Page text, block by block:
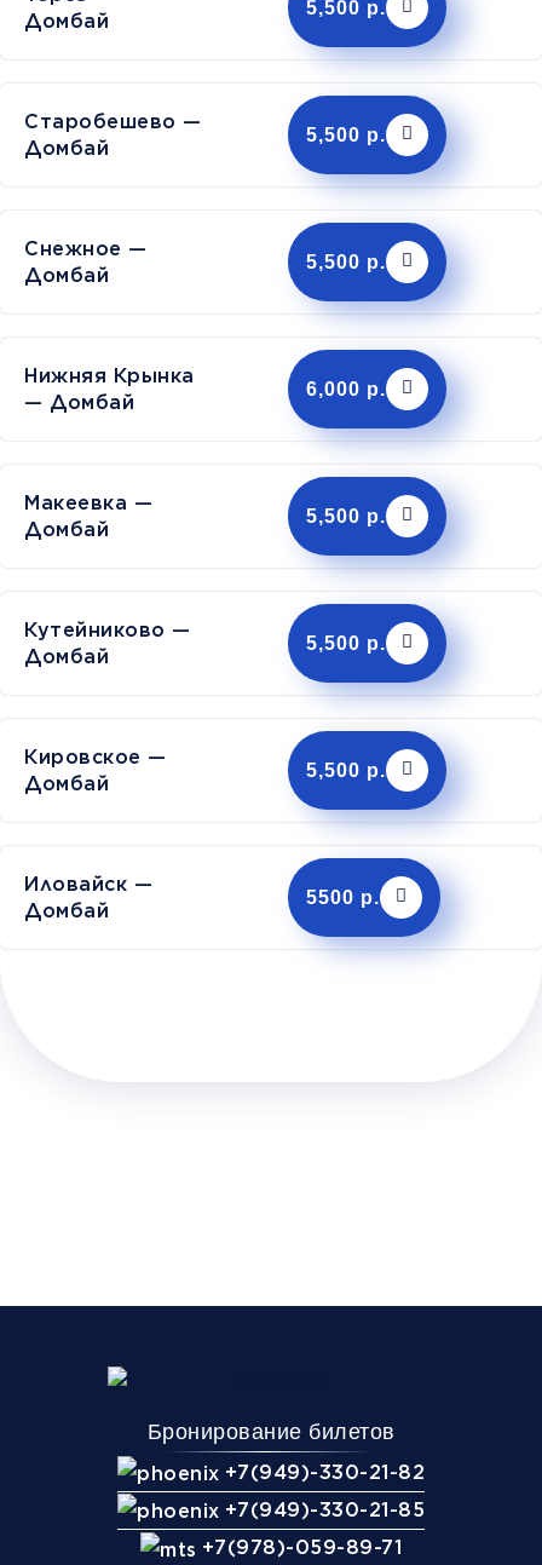
Домбай
5,500 р.
Старобешево —
Домбай
5,500 р.
Снежное —
Домбай
5,500 р.
Нижняя Крынка
— Домбай
6,000 р.
Макеевка —
Домбай
5,500 р.
Кутейниково —
Домбай
5,500 р.
Кировское —
Домбай
5,500 р.
Иловайск —
Домбай
5500 р.
Бронирование билетов
+7(949)-330-21-82
+7(949)-330-21-85
+7(978)-059-89-71